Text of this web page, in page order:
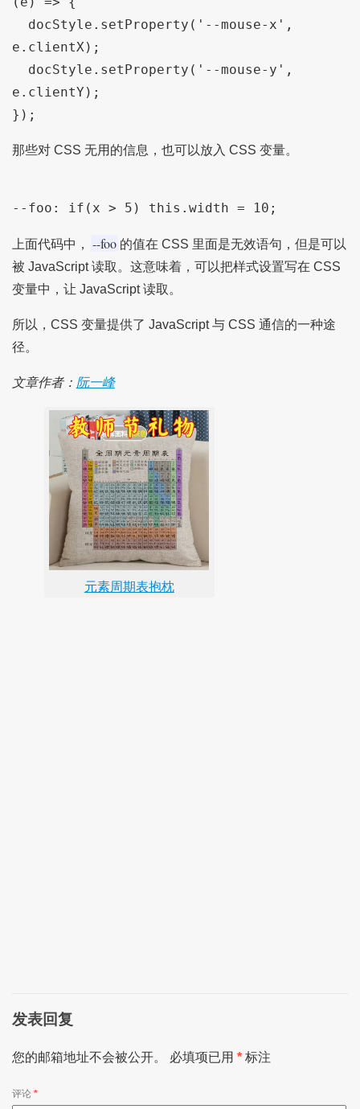
e.clientX);
e.clientY);
那些对 CSS 无用的信息，也可以放入 CSS 变量。
上面代码中， --foo 的值在 CSS 里面是无效语句，但是可以
被 JavaScript 读取。这意味着，可以把样式设置写在 CSS
变量中，让 JavaScript 读取。
所以，CSS 变量提供了 JavaScript 与 CSS 通信的一种途
径。
文章作者： 阮一峰
元素周期表抱枕
发表回复
您的邮箱地址不会被公开。 必填项已用 *标注
评论 *